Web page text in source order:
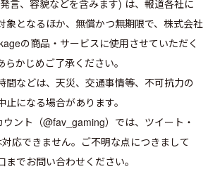
言、容貌などを含みます) は、報道各社に
象となるほか、無償かつ無期限で、株式会社
の商品・サービスに使用させていただく
かじめご了承ください。
間などは、天災、交通事情等、不可抗力の
になる場合があります。
ウント（@fav_gaming）では、ツイート・
応できません。ご不明な点につきまして
でお問い合わせください。